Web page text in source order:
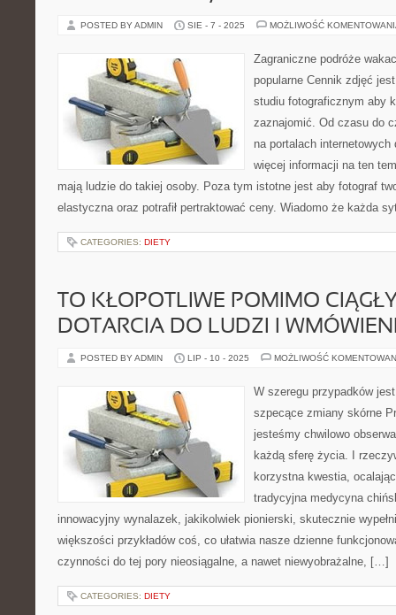
POSTED BY ADMIN SIE - 7 - 2025 MOŻLIWOŚĆ
Zagraniczne podróże
popularne Cennik zdjęć
studiu fotograficznym aby
zaznajomić. Od czasu do
na portalach
więcej informacji na ten
mają ludzie do takiej osoby. Poza tym istotne jest aby fotograf
elastyczna oraz potrafił pertraktować ceny. Wiadomo że każda
CATEGORIES: DIETY
TO KŁOPOTLIWE POMIMO
DOTARCIA DO LUDZI I
POSTED BY ADMIN LIP - 10 - 2025 MOŻLIWOŚĆ
W szeregu przypadków
szpecące zmiany skórne
jesteśmy chwilowo
każdą sferę życia. I
korzystna kwestia,
tradycyjna medycyna
innowacyjny wynalazek, jakikolwiek pionierski, skutecznie
większości przykładów coś, co ułatwia nasze dzienne
czynności do tej pory nieosiągalne, a nawet niewyobrażalne, […]
CATEGORIES: DIETY